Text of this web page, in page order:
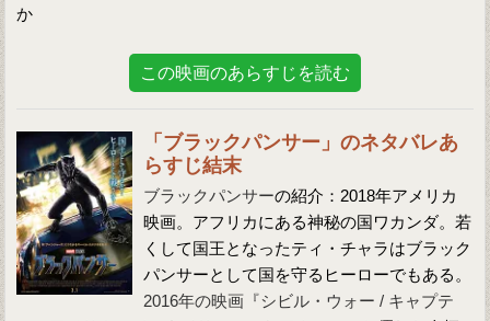
か
この映画のあらすじを読む
「ブラックパンサー」のネタバレあ
らすじ結末
ブラックパンサーの紹介：2018年アメリカ
映画。アフリカにある神秘の国ワカンダ。若
くして国王となったティ・チャラはブラック
パンサーとして国を守るヒーローでもある。
2016年の映画『シビル・ウォー / キャプテ